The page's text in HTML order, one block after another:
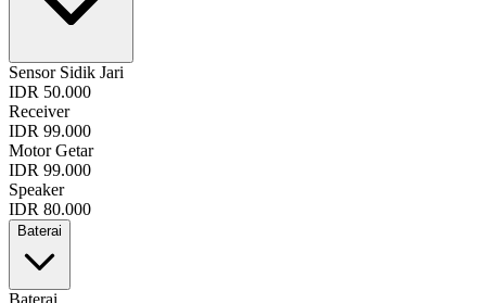
Sensor Sidik Jari
IDR 50.000
Receiver
IDR 99.000
Motor Getar
IDR 99.000
Speaker
IDR 80.000
Baterai
Baterai